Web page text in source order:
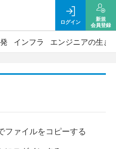
ログイン
新規
会員登録
インフラ エンジニアの生き
ファイルをコピーする